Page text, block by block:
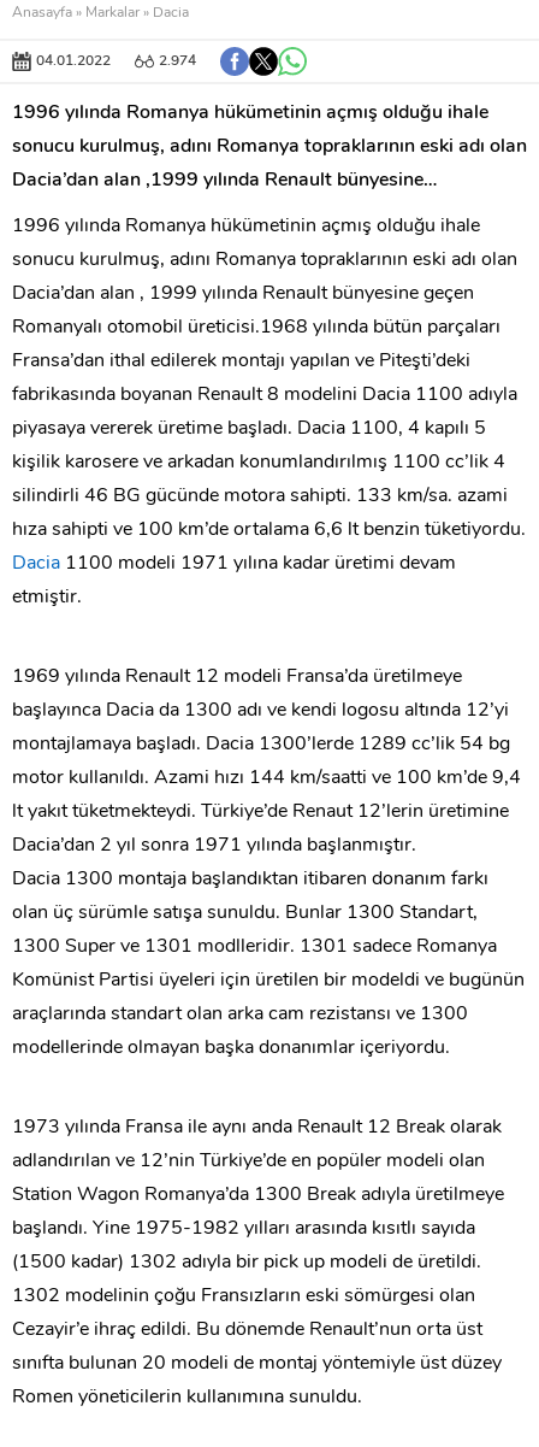
Anasayfa » Markalar » Dacia
04.01.2022 2.974
1996 yılında Romanya hükümetinin açmış olduğu ihale
sonucu kurulmuş, adını Romanya topraklarının eski adı olan
Dacia’dan alan ,1999 yılında Renault bünyesine…
1996 yılında Romanya hükümetinin açmış olduğu ihale
sonucu kurulmuş, adını Romanya topraklarının eski adı olan
Dacia’dan alan , 1999 yılında Renault bünyesine geçen
Romanyalı otomobil üreticisi.1968 yılında bütün parçaları
Fransa’dan ithal edilerek montajı yapılan ve Piteşti’deki
fabrikasında boyanan Renault 8 modelini Dacia 1100 adıyla
piyasaya vererek üretime başladı. Dacia 1100, 4 kapılı 5
kişilik karosere ve arkadan konumlandırılmış 1100 cc’lik 4
silindirli 46 BG gücünde motora sahipti. 133 km/sa. azami
hıza sahipti ve 100 km’de ortalama 6,6 lt benzin tüketiyordu.
Dacia 1100 modeli 1971 yılına kadar üretimi devam
etmiştir.
1969 yılında Renault 12 modeli Fransa’da üretilmeye
başlayınca Dacia da 1300 adı ve kendi logosu altında 12’yi
montajlamaya başladı. Dacia 1300’lerde 1289 cc’lik 54 bg
motor kullanıldı. Azami hızı 144 km/saatti ve 100 km’de 9,4
lt yakıt tüketmekteydi. Türkiye’de Renaut 12’lerin üretimine
Dacia’dan 2 yıl sonra 1971 yılında başlanmıştır.
Dacia 1300 montaja başlandıktan itibaren donanım farkı
olan üç sürümle satışa sunuldu. Bunlar 1300 Standart,
1300 Super ve 1301 modlleridir. 1301 sadece Romanya
Komünist Partisi üyeleri için üretilen bir modeldi ve bugünün
araçlarında standart olan arka cam rezistansı ve 1300
modellerinde olmayan başka donanımlar içeriyordu.
1973 yılında Fransa ile aynı anda Renault 12 Break olarak
adlandırılan ve 12’nin Türkiye’de en popüler modeli olan
Station Wagon Romanya’da 1300 Break adıyla üretilmeye
başlandı. Yine 1975-1982 yılları arasında kısıtlı sayıda
(1500 kadar) 1302 adıyla bir pick up modeli de üretildi.
1302 modelinin çoğu Fransızların eski sömürgesi olan
Cezayir’e ihraç edildi. Bu dönemde Renault’nun orta üst
sınıfta bulunan 20 modeli de montaj yöntemiyle üst düzey
Romen yöneticilerin kullanımına sunuldu.